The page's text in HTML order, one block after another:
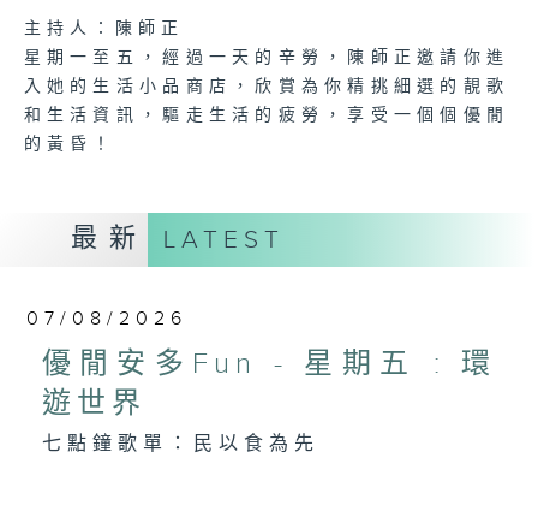
主持人：陳師正
星期一至五，經過一天的辛勞，陳師正邀請你進
入她的生活小品商店，欣賞為你精挑細選的靚歌
和生活資訊，驅走生活的疲勞，享受一個個優閒
的黃昏！
最新 LATEST
07/08/2026
優閒安多Fun - 星期五 : 環
遊世界
七點鐘歌單：民以食為先